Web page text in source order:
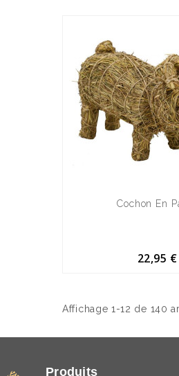
Cochon En
22,95 €
Affichage 1-12 de 140
Produits